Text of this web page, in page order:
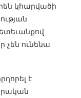
կհարվածի
չեն ունենա
է